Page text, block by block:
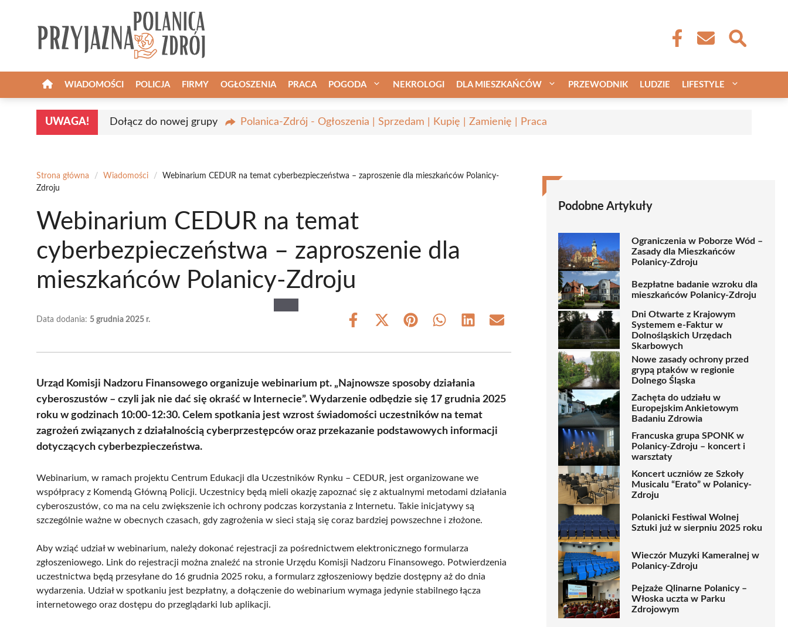
WIADOMOŚCI POLICJA FIRMY OGŁOSZENIA PRACA POGODA NEKROLOGI DLA MIESZKAŃCÓW PRZEWODNIK LUDZIE LIFESTYLE
UWAGA! Dołącz do nowej grupy Polanica-Zdrój - Ogłoszenia | Sprzedam | Kupię | Zamienię | Praca
Strona główna / Wiadomości /
Webinarium CEDUR na temat cyberbezpieczeństwa – zaproszenie dla mieszkańców Polanicy-
Zdroju
Webinarium CEDUR na temat
cyberbezpieczeństwa – zaproszenie dla
mieszkańców Polanicy-Zdroju
Data dodania: 5 grudnia 2025 r.
Share
Share
(Twitter)
Share Share Share Share
Urząd Komisji Nadzoru Finansowego organizuje webinarium pt. „Najnowsze sposoby działania
cyberoszustów – czyli jak nie dać się okraść w Internecie”. Wydarzenie odbędzie się 17 grudnia 2025
roku w godzinach 10:00-12:30. Celem spotkania jest wzrost świadomości uczestników na temat
zagrożeń związanych z działalnością cyberprzestępców oraz przekazanie podstawowych informacji
dotyczących cyberbezpieczeństwa.
Webinarium, w ramach projektu Centrum Edukacji dla Uczestników Rynku – CEDUR, jest organizowane we
współpracy z Komendą Główną Policji. Uczestnicy będą mieli okazję zapoznać się z aktualnymi metodami działania
cyberoszustów, co ma na celu zwiększenie ich ochrony podczas korzystania z Internetu. Takie inicjatywy są
szczególnie ważne w obecnych czasach, gdy zagrożenia w sieci stają się coraz bardziej powszechne i złożone.
Aby wziąć udział w webinarium, należy dokonać rejestracji za pośrednictwem elektronicznego formularza
zgłoszeniowego. Link do rejestracji można znaleźć na stronie Urzędu Komisji Nadzoru Finansowego. Potwierdzenia
uczestnictwa będą przesyłane do 16 grudnia 2025 roku, a formularz zgłoszeniowy będzie dostępny aż do dnia
wydarzenia. Udział w spotkaniu jest bezpłatny, a dołączenie do webinarium wymaga jedynie stabilnego łącza
internetowego oraz dostępu do przeglądarki lub aplikacji.
Podobne Artykuły
Ograniczenia w Poborze Wód –
Zasady dla Mieszkańców
Polanicy-Zdroju
Bezpłatne badanie wzroku dla
mieszkańców Polanicy-Zdroju
Dni Otwarte z Krajowym
Systemem e-Faktur w
Dolnośląskich Urzędach
Skarbowych
Nowe zasady ochrony przed
grypą ptaków w regionie
Dolnego Śląska
Zachęta do udziału w
Europejskim Ankietowym
Badaniu Zdrowia
Francuska grupa SPONK w
Polanicy-Zdroju – koncert i
warsztaty
Koncert uczniów ze Szkoły
Musicalu “Erato” w Polanicy-
Zdroju
Polanicki Festiwal Wolnej
Sztuki już w sierpniu 2025 roku
Wieczór Muzyki Kameralnej w
Polanicy-Zdroju
Pejzaże Qlinarne Polanicy –
Włoska uczta w Parku
Zdrojowym